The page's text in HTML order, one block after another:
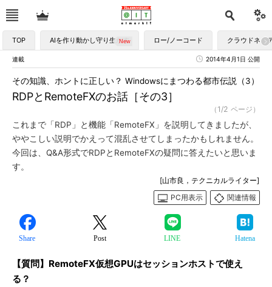
TOP AIを作り動かし守り生かす ロー/ノーコード クラウドネイ
連載 2014年4月1日 公開
RDPとRemoteFXのお話［その3］
その知識、ホントに正しい？ Windowsにまつわる都市伝説（3）
（1/2 ページ）
これまで「RDP」と機能「RemoteFX」を説明してきましたが、
ややこしい説明でかえって混乱させてしまったかもしれません。
今回は、Q&A形式でRDPとRemoteFXの疑問に答えたいと思いま
す。
[山市良，テクニカルライター]
PC用表示
関連情報
Share Post LINE Hatena
【質問】RemoteFX仮想GPUはセッションホストで使え
る？